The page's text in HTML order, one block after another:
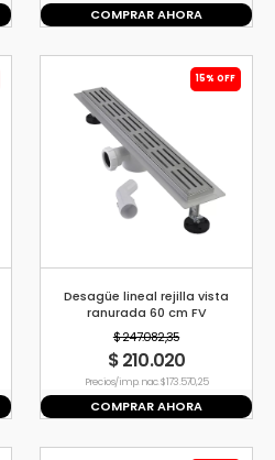
COMPRAR AHORA
15% OFF
Desagüe lineal rejilla vista
ranurada 60 cm FV
$ 247.082,35
$ 210.020
Precio s/imp. nac. $ 173.570,25
COMPRAR AHORA